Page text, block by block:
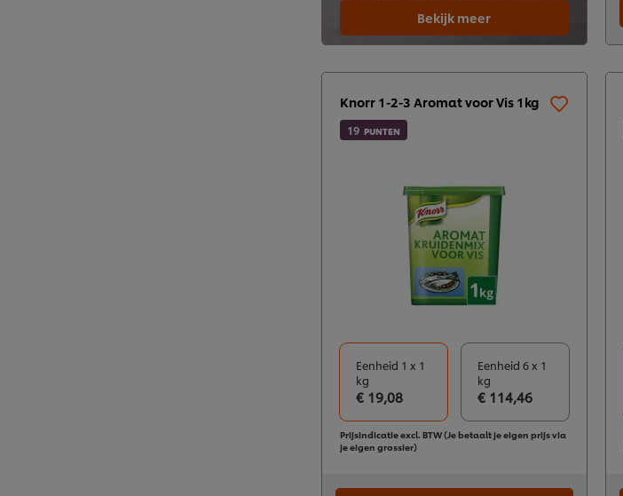
Bekijk meer
Knorr 1-2-3 Aromat voor Vis 1kg
19 PUNTEN
Eenheid 1 x 1
kg
€ 19,08
Eenheid 6 x 1
kg
€ 114,46
Prijsindicatie excl. BTW (Je betaalt je eigen prijs via
je eigen grossier)